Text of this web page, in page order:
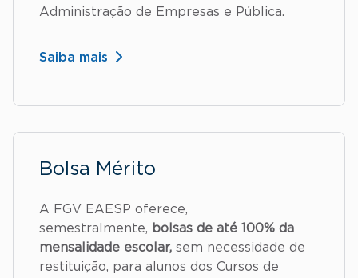
Administração de Empresas e Pública.
Saiba mais
Bolsa Mérito
A FGV EAESP oferece,
semestralmente, bolsas de até 100% da
mensalidade escolar, sem necessidade de
restituição, para alunos dos Cursos de